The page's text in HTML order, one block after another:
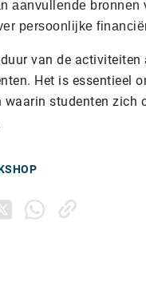
aanvullende bronnen
persoonlijke
van de
Het is essentieel
waarin studenten